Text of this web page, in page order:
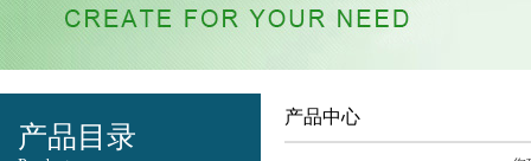
产品目录
产品中心